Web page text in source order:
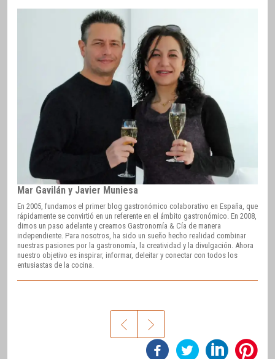
Mar Gavilán y Javier Muniesa
En 2005, fundamos el primer blog gastronómico colaborativo en España, que
rápidamente se convirtió en un referente en el ámbito gastronómico. En 2008,
dimos un paso adelante y creamos Gastronomía & Cía de manera
independiente. Para nosotros, ha sido un sueño hecho realidad combinar
nuestras pasiones por la gastronomía, la creatividad y la divulgación. Ahora
nuestro objetivo es inspirar, informar, deleitar y conectar con todos los
entusiastas de la cocina.